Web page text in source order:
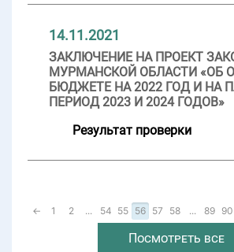
14.11.2021
ЗАКЛЮЧЕНИЕ НА ПРОЕКТ
МУРМАНСКОЙ ОБЛАСТИ «ОБ
БЮДЖЕТЕ НА 2022 ГОД И НА
ПЕРИОД 2023 И 2024 ГОДОВ»
Результат проверки
← 1 2 ... 54 55 56 57 58 ... 89 90
Посмотреть все